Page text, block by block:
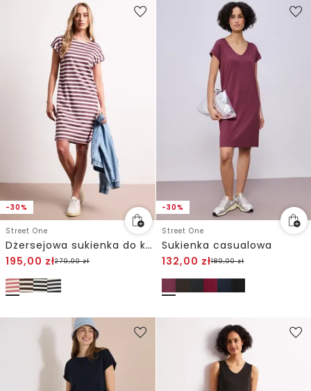
-30%
Street One
Dżersejowa sukienka do kolan w paski
195,00 zł279,00zł
-30%
Street One
Sukienka casualowa
132,00 zł189,00zł